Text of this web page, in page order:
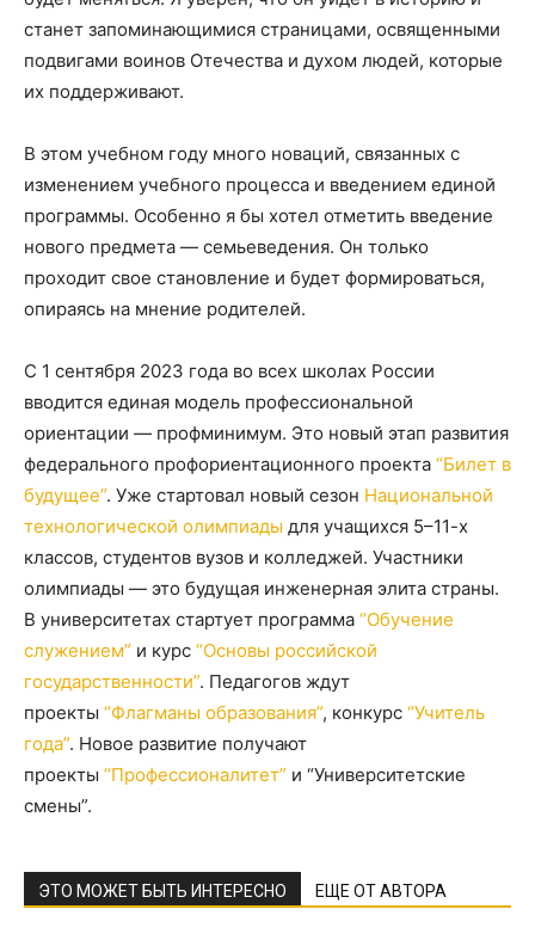
станет запоминающимися страницами, освященными
подвигами воинов Отечества и духом людей, которые
их поддерживают.
В этом учебном году много новаций, связанных с
изменением учебного процесса и введением единой
программы. Особенно я бы хотел отметить введение
нового предмета — семьеведения. Он только
проходит свое становление и будет формироваться,
опираясь на мнение родителей.
С 1 сентября 2023 года во всех школах России
вводится единая модель профессиональной
ориентации — профминимум. Это новый этап развития
федерального профориентационного проекта “Билет в
будущее”. Уже стартовал новый сезон Национальной
технологической олимпиады для учащихся 5–11-х
классов, студентов вузов и колледжей. Участники
олимпиады — это будущая инженерная элита страны.
В университетах стартует программа “Обучение
служением” и курс “Основы российской
государственности”. Педагогов ждут
проекты “Флагманы образования”, конкурс “Учитель
года”. Новое развитие получают
проекты “Профессионалитет” и “Университетские
смены”.
ЭТО МОЖЕТ БЫТЬ ИНТЕРЕСНО ЕЩЕ ОТ АВТОРА